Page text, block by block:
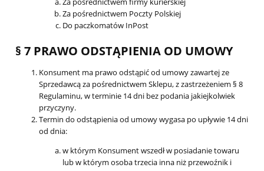
Za pośrednictwem Poczty Polskiej
Do paczkomatów InPost
§ 7 PRAWO ODSTĄPIENIA OD UMOWY
Konsument ma prawo odstąpić od umowy zawartej ze
Sprzedawcą za pośrednictwem Sklepu, z zastrzeżeniem § 8
Regulaminu, w terminie 14 dni bez podania jakiejkolwiek
przyczyny.
Termin do odstąpienia od umowy wygasa po upływie 14 dni
od dnia:
w którym Konsument wszedł w posiadanie towaru
lub w którym osoba trzecia inna niż przewoźnik i